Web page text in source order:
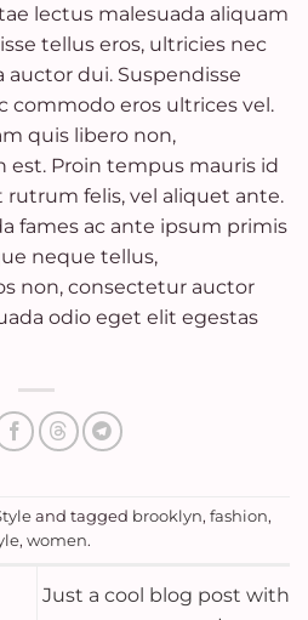
lectus malesuada aliquam
tellus eros, ultricies nec
dui. Suspendisse
commodo eros ultrices vel.
quis libero non,
est. Proin tempus mauris id
rutrum felis, vel aliquet ante.
fames ac ante ipsum primis
neque tellus,
non, consectetur auctor
odio eget elit egestas
and tagged brooklyn, fashion,
, women.
Just a cool blog post with